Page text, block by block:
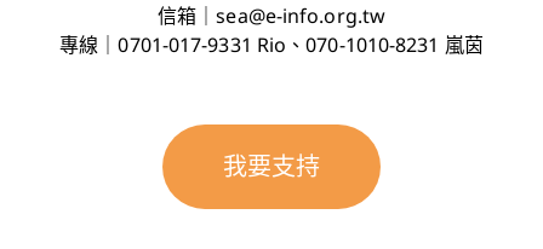
信箱｜sea@e-info.org.tw
專線｜0701-017-9331 Rio、070-1010-8231 嵐茵
我要支持